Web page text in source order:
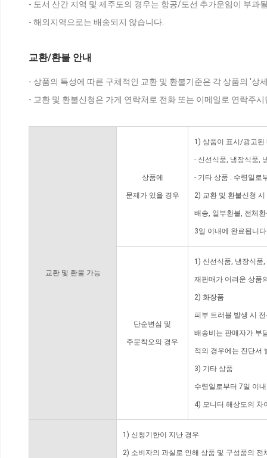
- 도서 산간 지역 및 제주도의 경우는 항공/도선 추가운임이 부과
- 해외지역으로는 배송되지 않습니다.
교환/환불 안내
- 상품의 특성에 따른 구체적인 교환 및 환불기준은 각 상품의 '상
- 교환 및 환불신청은 가게 연락처로 전화 또는 이메일로 연락주
교환 및 환불 가능
상품에
문제가 있을 경우
1) 상품이 표시/광고된
- 신선식품, 냉장식품,
- 기타 상품 : 수령일로
2) 교환 및 환불신청
배송, 일부환불, 전체
3일 이내에 완료됩니
단순변심 및
주문착오의 경우
1) 신선식품, 냉장식품
재판매가 어려운 상품
2) 화장품
피부 트러블 발생 시
배송비는 판매자가 부
적의 경우에는 진단서
3) 기타 상품
수령일로부터 7일 이
4) 모니터 해상도의 차
1) 신청기한이 지난 경우
2) 소비자의 과실로 인해 상품 및 구성품의